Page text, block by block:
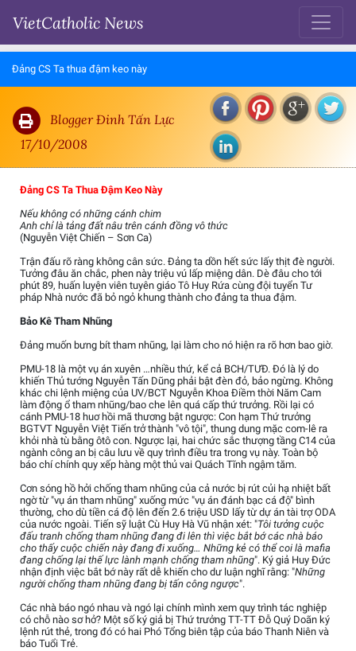
VietCatholic News
Đảng CS Ta thua đậm keo này
Blogger Đinh Tấn Lực
17/10/2008
Đảng CS Ta Thua Đậm Keo Này
Nếu không có những cánh chim
Anh chỉ là tảng đất nâu trên cánh đồng vô thức
(Nguyễn Việt Chiến – Sơn Ca)
Trận đấu rõ ràng không cân sức. Đảng ta dồn hết sức lấy thịt đè người.
Tưởng đâu ăn chắc, phen này triệu vú lấp miệng dân. Dè đâu cho tới
phút 89, huấn luyện viên tuyên giáo Tô Huy Rứa cùng đội tuyển Tư
pháp Nhà nước đã bỏ ngỏ khung thành cho đảng ta thua đậm.
Bảo Kê Tham Nhũng
Đảng muốn bưng bít tham nhũng, lại làm cho nó hiện ra rõ hơn bao giờ.
PMU-18 là một vụ án xuyên …nhiều thứ, kể cả BCH/TƯĐ. Đó là lý do
khiến Thủ tướng Nguyễn Tấn Dũng phải bật đèn đỏ, bảo ngừng. Không
khác chi lệnh miệng của UV/BCT Nguyễn Khoa Điềm thời Năm Cam
làm động ổ tham nhũng/bao che lên quá cấp thứ trưởng. Rồi lại có
cánh PMU-18 huơ hồi mã thương bật ngược: Con hạm Thứ trưởng
BGTVT Nguyễn Việt Tiến trở thành "vô tội", thung dung mặc com-lê ra
khỏi nhà tù bằng ôtô con. Ngược lại, hai chức sắc thượng tầng C14 của
ngành công an bị câu lưu về quy trình điều tra trong vụ này. Toàn bộ
báo chí chính quy xếp hàng một thủ vai Quách Tĩnh ngậm tăm.
Cơn sóng hồ hởi chống tham nhũng của cả nước bị rút củi hạ nhiệt bất
ngờ từ "vụ án tham nhũng" xuống mức "vụ án đánh bạc cá độ" bình
thường, cho dù tiền cá độ lên đến 2.6 triệu USD lấy từ dự án tài trợ ODA
của nước ngoài. Tiến sỹ luật Cù Huy Hà Vũ nhận xét: "Tôi tưởng cuộc
đấu tranh chống tham nhũng đang đi lên thì việc bắt bớ các nhà báo
cho thấy cuộc chiến này đang đi xuống… Những kẻ có thể coi là mafia
đang chống lại thế lực lành mạnh chống tham nhũng". Ký giả Huy Đức
nhận định việc bắt bớ này rất dễ khiến cho dư luận nghĩ rằng: "Những
người chống tham nhũng đang bị tấn công ngược".
Các nhà báo ngó nhau và ngó lại chính mình xem quy trình tác nghiệp
có chỗ nào sơ hở? Một số ký giả bị Thứ trưởng TT-TT Đỗ Quý Doãn ký
lệnh rút thẻ, trong đó có hai Phó Tổng biên tập của báo Thanh Niên và
báo Tuổi Trẻ.